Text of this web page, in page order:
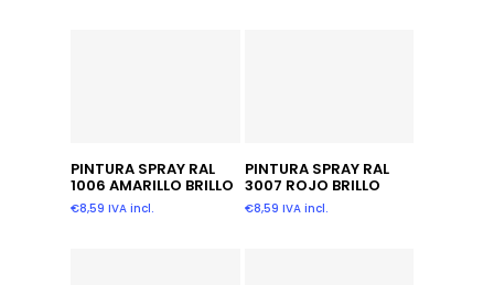
Añadir Al Carrito
PINTURA SPRAY RAL
1006 AMARILLO BRILLO
€8,59 IVA incl.
Añadir Al Carrito
PINTURA SPRAY RAL
3007 ROJO BRILLO
€8,59 IVA incl.